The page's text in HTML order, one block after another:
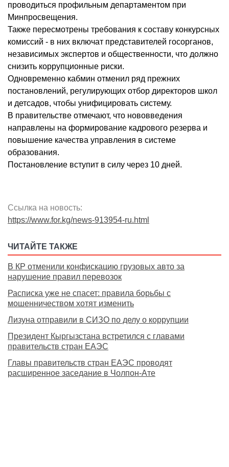
проводиться профильным департаментом при
Минпросвещения.
Также пересмотрены требования к составу конкурсных
комиссий - в них включат представителей госорганов,
независимых экспертов и общественности, что должно
снизить коррупционные риски.
Одновременно кабмин отменил ряд прежних
постановлений, регулирующих отбор директоров школ
и детсадов, чтобы унифицировать систему.
В правительстве отмечают, что нововведения
направлены на формирование кадрового резерва и
повышение качества управления в системе
образования.
Постановление вступит в силу через 10 дней.
Ссылка на новость:
https://www.for.kg/news-913954-ru.html
ЧИТАЙТЕ ТАКЖЕ
В КР отменили конфискацию грузовых авто за
нарушение правил перевозок
Расписка уже не спасет: правила борьбы с
мошенничеством хотят изменить
Лизуна отправили в СИЗО по делу о коррупции
Президент Кыргызстана встретился с главами
правительств стран ЕАЭС
Главы правительств стран ЕАЭС проводят
расширенное заседание в Чолпон-Ате